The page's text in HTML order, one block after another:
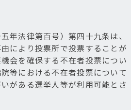
年法律第百号）第四十九条は、
により投票所で投票することが
会を確保する不在者投票につい
等における不在者投票について
がある選挙人等が利用可能とさ